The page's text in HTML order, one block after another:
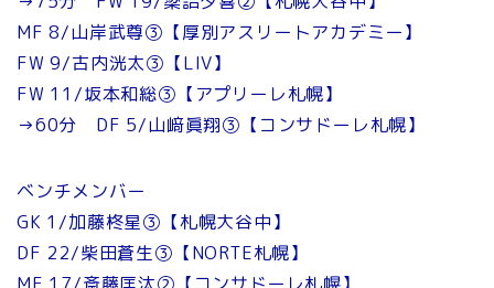
MF 8/山岸武尊③【厚別アスリートアカデミー】
FW 9/古内洸太③【LIV】
FW 11/坂本和総③【アプリーレ札幌】
→60分 DF 5/山﨑眞翔③【コンサドーレ札幌】
ベンチメンバー
GK 1/加藤柊星③【札幌大谷中】
DF 22/柴田蒼生③【NORTE札幌】